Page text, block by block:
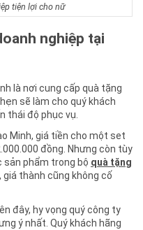
tiện lợi cho nữ
nghiệp tại
là nơi cung cấp quà tặng
sẽ làm cho quý khách
thái độ phục vụ.
Minh, giá tiền cho một set
đồng. Nhưng còn tùy
sản phẩm trong bộ quà tặng
giá thành cũng không cố
đây, hy vọng quý công ty
ý nhất. Quý khách hãng